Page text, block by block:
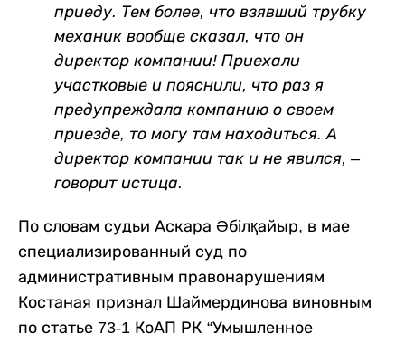
приеду. Тем более, что взявший трубку
механик вообще сказал, что он
директор компании! Приехали
участковые и пояснили, что раз я
предупреждала компанию о своем
приезде, то могу там находиться. А
директор компании так и не явился, –
говорит истица.
По словам судьи Аскара Әбілқайыр, в мае
специализированный суд по
административным правонарушениям
Костаная признал Шаймердинова виновным
по статье 73-1 КоАП РК “Умышленное